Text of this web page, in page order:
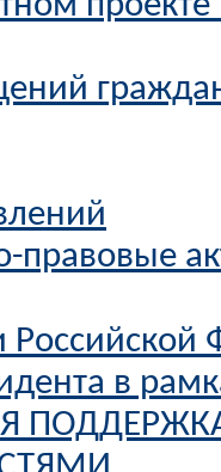
правовые
Российской
в